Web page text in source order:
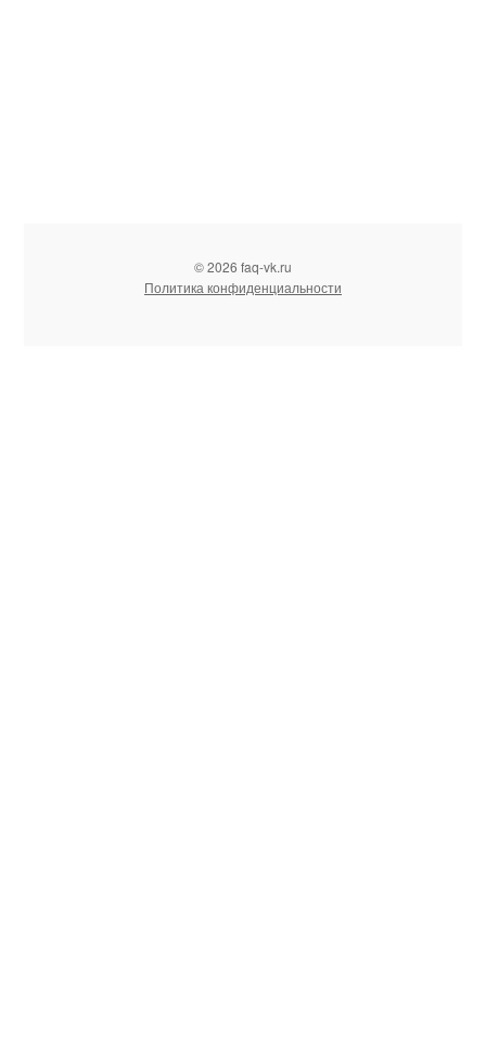
© 2026 faq-vk.ru
Политика конфиденциальности